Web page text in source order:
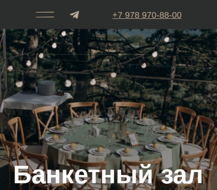
+7 978 970-88-00
ТЕЛЕФОН РЕСТОРАНА
MODUS
+7 978 970-80-00
ТЕЛЕФОН ПЛЯЖНЫЙ КЛУБ
Банкетный зал
для дня
рождения
ЗАБРОНИРОВАТЬ
Бутик-отель Pallasa и ресторан MODUS -
лучшее место для вашего мероприятия